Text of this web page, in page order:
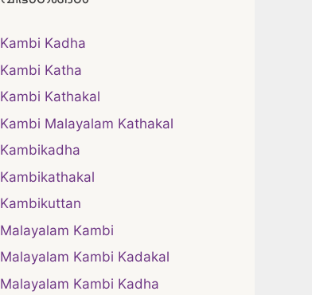
Kambi Kadha
Kambi Katha
Kambi Kathakal
Kambi Malayalam Kathakal
Kambikadha
Kambikathakal
Kambikuttan
Malayalam Kambi
Malayalam Kambi Kadakal
Malayalam Kambi Kadha